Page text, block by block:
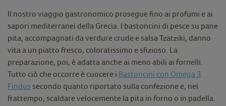
Il nostro viaggio gastronomico prosegue fino ai profumi e ai
sapori mediterranei della Grecia. I bastoncini di pesce su pane
pita, accompagnati da verdure crude e salsa Tzatziki, danno
vita a un piatto fresco, coloratissimo e sfizioso. La
preparazione, poi, è adatta anche ai meno abili ai fornelli.
Tutto ciò che occorre è cuocere i Bastoncini con Omega 3
Findus secondo quanto riportato sulla confezione e, nel
frattempo, scaldare velocemente la pita in forno o in padella.